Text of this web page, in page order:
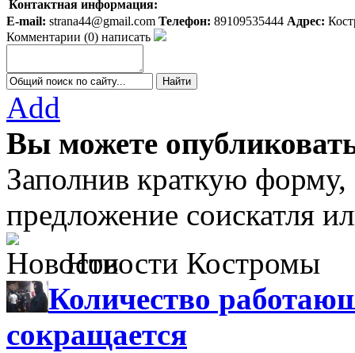
Контактная информация:
E-mail: strana44@gmail.com Телефон: 89109535444 Адрес:
Комментарии (0) написать
Add
Вы можете
Заполнив краткую
предложение соискатля
Новости Костромы
Количество
сокращается